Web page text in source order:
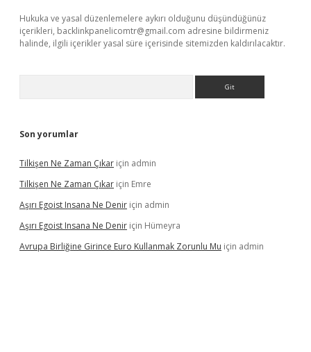
Hukuka ve yasal düzenlemelere aykırı olduğunu düşündüğünüz
içerikleri, backlinkpanelicomtr@gmail.com adresine bildirmeniz
halinde, ilgili içerikler yasal süre içerisinde sitemizden kaldırılacaktır.
Son yorumlar
Tilkişen Ne Zaman Çıkar için admin
Tilkişen Ne Zaman Çıkar için Emre
Aşırı Egoist Insana Ne Denir için admin
Aşırı Egoist Insana Ne Denir için Hümeyra
Avrupa Birliğine Girince Euro Kullanmak Zorunlu Mu için admin